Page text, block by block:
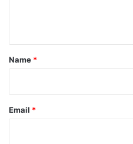
*
Name *
Email *